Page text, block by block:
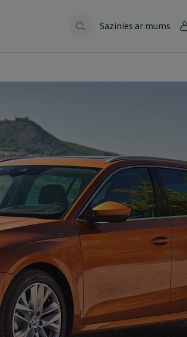
Sazinies ar mums